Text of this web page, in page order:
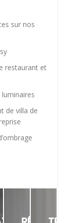
sur nos
restaurant et
de villa de